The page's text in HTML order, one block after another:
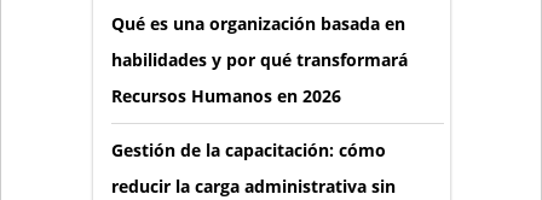
Qué es una organización basada en
habilidades y por qué transformará
Recursos Humanos en 2026
Gestión de la capacitación: cómo
reducir la carga administrativa sin